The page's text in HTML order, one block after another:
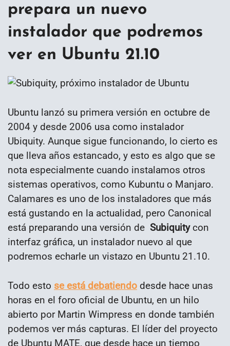
prepara un nuevo
instalador que podremos
ver en Ubuntu 21.10
Ubuntu lanzó su primera versión en octubre de
2004 y desde 2006 usa como instalador
Ubiquity. Aunque sigue funcionando, lo cierto es
que lleva años estancado, y esto es algo que se
nota especialmente cuando instalamos otros
sistemas operativos, como Kubuntu o Manjaro.
Calamares es uno de los instaladores que más
está gustando en la actualidad, pero Canonical
está preparando una versión de Subiquitycon
interfaz gráfica, un instalador nuevo al que
podremos echarle un vistazo en Ubuntu 21.10.
Todo esto se está debatiendo desde hace unas
horas en el foro oficial de Ubuntu, en un hilo
abierto por Martin Wimpress en donde también
podemos ver más capturas. El líder del proyecto
de Ubuntu MATE, que desde hace un tiempo